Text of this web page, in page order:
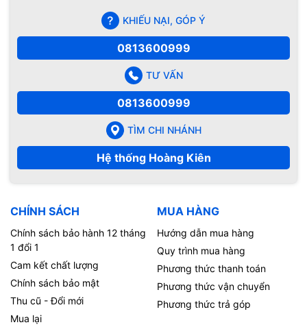
KHIẾU NẠI, GÓP Ý
0813600999
TƯ VẤN
0813600999
TÌM CHI NHÁNH
Hệ thống Hoàng Kiên
CHÍNH SÁCH
Chính sách bảo hành 12 tháng
1 đổi 1
Cam kết chất lượng
Chính sách bảo mật
Thu cũ - Đổi mới
Mua lại
MUA HÀNG
Hướng dẫn mua hàng
Quy trình mua hàng
Phương thức thanh toán
Phương thức vận chuyển
Phương thức trả góp